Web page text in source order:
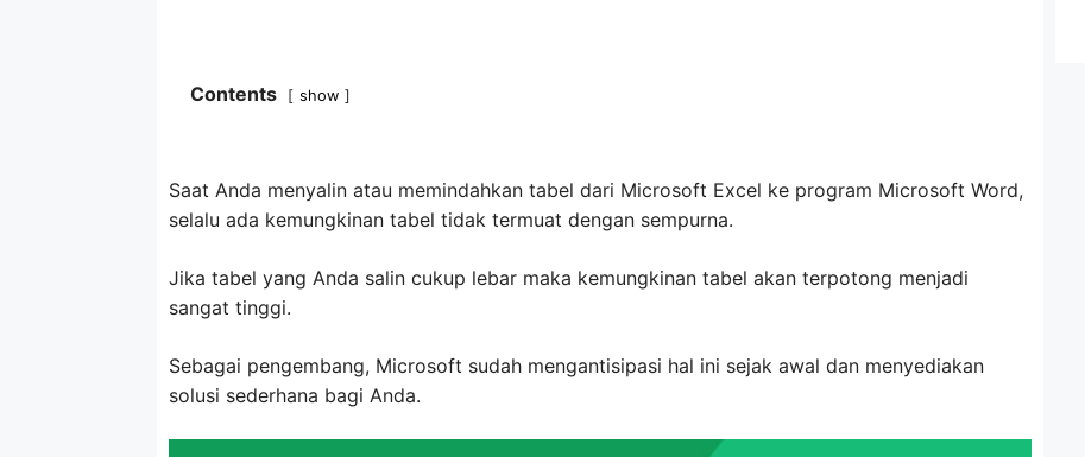
Contents show
Saat Anda menyalin atau memindahkan tabel dari Microsoft Excel ke program Microsoft Word,
selalu ada kemungkinan tabel tidak termuat dengan sempurna.
Jika tabel yang Anda salin cukup lebar maka kemungkinan tabel akan terpotong menjadi
sangat tinggi.
Sebagai pengembang, Microsoft sudah mengantisipasi hal ini sejak awal dan menyediakan
solusi sederhana bagi Anda.